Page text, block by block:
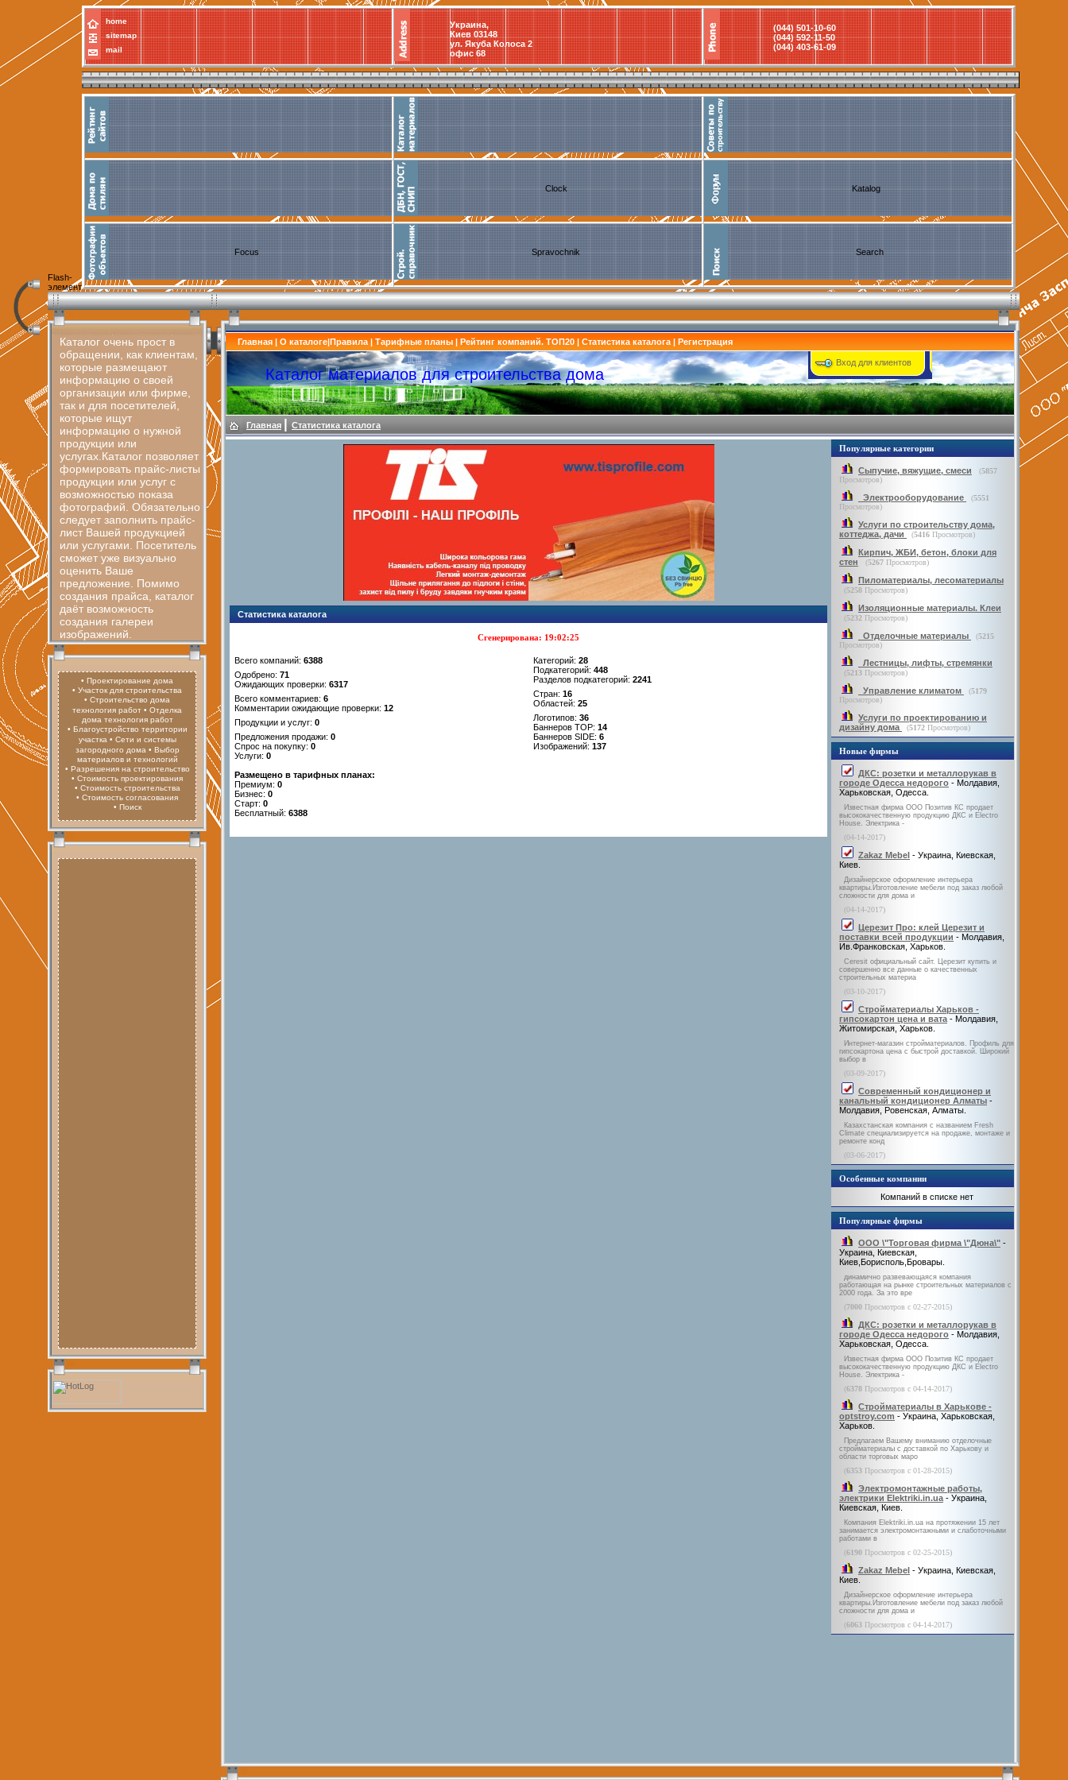
Flash-
элемент
home
sitemap
mail
Украина,
Киев 03148
ул. Якуба Колоса 2
офис 68
(044) 501-10-60
(044) 592-11-50
(044) 403-61-09
Clock Katalog
Focus Spravochnik Search
Каталог очень прост в
обращении, как клиентам,
которые размещают
информацию о своей
организации или фирме,
так и для посетителей,
которые ищут
информацию о нужной
продукции или
услугах.Каталог позволяет
формировать прайс-листы
продукции или услуг с
возможностью показа
фотографий. Обязательно
следует заполнить прайс-
лист Вашей продукцией
или услугами. Посетитель
сможет уже визуально
оценить Ваше
предложение. Помимо
создания прайса, каталог
даёт возможность
создания галереи
изображений.
• Проектирование дома
• Участок для строительства
• Строительство дома
технология работ • Отделка
дома технология работ
• Благоустройство территории
участка • Сети и системы
загородного дома • Выбор
материалов и технологий
• Разрешения на строительство
• Стоимость проектирования
• Стоимость строительства
• Стоимость согласования
• Поиск
Главная | О каталоге|Правила | Тарифные планы | Рейтинг компаний. ТОП20 | Статистика каталога | Регистрация
Каталог материалов для строительства дома
Вход для клиентов
Главная | Статистика каталога
Статистика каталога
Сгенерирована: 19:02:25
Всего компаний: 6388
Одобрено: 71
Ожидающих проверки: 6317
Всего комментариев: 6
Комментарии ожидающие проверки: 12
Продукции и услуг: 0
Предложения продажи: 0
Спрос на покупку: 0
Услуги: 0
Размещено в тарифных планах:
Премиум: 0
Бизнес: 0
Старт: 0
Бесплатный: 6388
Категорий: 28
Подкатегорий: 448
Разделов подкатегорий: 2241
Стран: 16
Областей: 25
Логотипов: 36
Баннеров TOP: 14
Баннеров SIDE: 6
Изображений: 137
Популярные категории
Сыпучие, вяжущие, смеси (5857
Просмотров)
Электрооборудование (5551
Просмотров)
Услуги по строительству дома,
коттеджа, дачи
(5416 Просмотров)
Кирпич, ЖБИ, бетон, блоки для
стен
(5267 Просмотров)
Пиломатериалы, лесоматериалы
(5258 Просмотров)
Изоляционные материалы. Клеи
(5232 Просмотров)
Отделочные материалы (5215
Просмотров)
Лестницы, лифты, стремянки
(5213 Просмотров)
Управление климатом (5179
Просмотров)
Услуги по проектированию и
дизайну дома
(5172 Просмотров)
Новые фирмы
ДКС: розетки и металлорукав в
городе Одесса недорого - Молдавия,
Харьковская, Одесса.
Известная фирма ООО Позитив КС продает
высококачественную продукцию ДКС и Electro
House. Электрика -
(04-14-2017)
Zakaz Mebel - Украина, Киевская,
Киев.
Дизайнерское оформление интерьера
квартиры.Изготовление мебели под заказ любой
сложности для дома и
(04-14-2017)
Церезит Про: клей Церезит и
поставки всей продукции - Молдавия,
Ив.Франковская, Харьков.
Ceresit официальный сайт. Церезит купить и
совершенно все данные о качественных
строительных материа
(03-10-2017)
Стройматериалы Харьков -
гипсокартон цена и вата - Молдавия,
Житомирская, Харьков.
Интернет-магазин стройматериалов. Профиль для
гипсокартона цена с быстрой доставкой. Широкий
выбор в
(03-09-2017)
Современный кондиционер и
канальный кондиционер Алматы -
Молдавия, Ровенская, Алматы.
Казахстанская компания с названием Fresh
Climate специализируется на продаже, монтаже и
ремонте конд
(03-06-2017)
Особенные компании
Компаний в списке нет
Популярные фирмы
ООО \"Торговая фирма \"Дюна\" -
Украина, Киевская,
Киев,Борисполь,Бровары.
динамично развевающаяся компания
работающая на рынке строительных материалов с
2000 года. За это вре
(7000 Просмотров с 02-27-2015)
ДКС: розетки и металлорукав в
городе Одесса недорого - Молдавия,
Харьковская, Одесса.
Известная фирма ООО Позитив КС продает
высококачественную продукцию ДКС и Electro
House. Электрика -
(6378 Просмотров с 04-14-2017)
Стройматериалы в Харькове -
optstroy.com - Украина, Харьковская,
Харьков.
Предлагаем Вашему вниманию отделочные
стройматериалы с доставкой по Харькову и
области торговых маро
(6353 Просмотров с 01-28-2015)
Электромонтажные работы,
электрики Elektriki.in.ua - Украина,
Киевская, Киев.
Компания Elektriki.in.ua на протяжении 15 лет
занимается электромонтажными и слаботочными
работами в
(6190 Просмотров с 02-25-2015)
Zakaz Mebel - Украина, Киевская,
Киев.
Дизайнерское оформление интерьера
квартиры.Изготовление мебели под заказ любой
сложности для дома и
(6063 Просмотров с 04-14-2017)